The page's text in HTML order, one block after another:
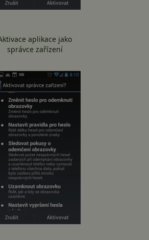
aplikace jako
správce zařízení